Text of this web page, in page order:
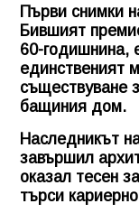
Първи снимки
Бившият
60-годишнина,
единственият
съществуване
бащиния дом.
Наследникът
завършил
оказал тесен
търси